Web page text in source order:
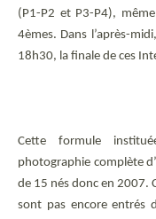
(P1-P2 et P3-P4),
4èmes. Dans l’après-
18h30, la finale de ces
Cette formule
photographie complète
de 15 nés donc en 2007.
sont pas encore entrés